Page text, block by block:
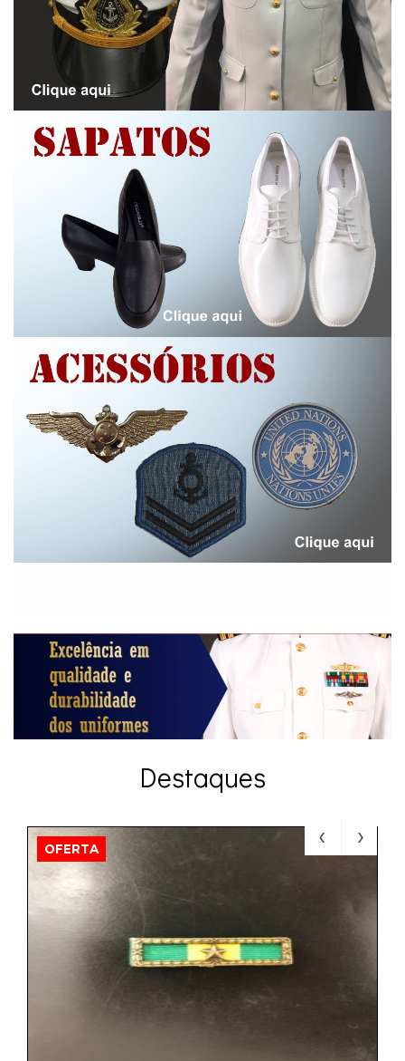
Destaques
OFERTA